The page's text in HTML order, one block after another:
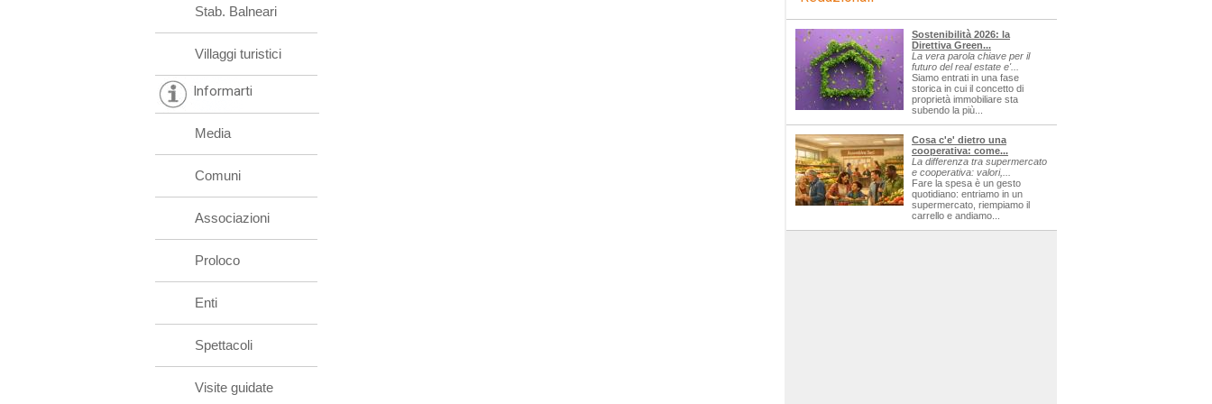
Stab. Balneari
Villaggi turistici
Informarti
Media
Comuni
Associazioni
Proloco
Enti
Spettacoli
Visite guidate
Sostenibilità 2026: la
Direttiva Green...
La vera parola chiave per il
futuro del real estate e'...
Siamo entrati in una fase
storica in cui il concetto di
proprietà immobiliare sta
subendo la più...
Cosa c'e' dietro una
cooperativa: come...
La differenza tra supermercato
e cooperativa: valori,...
Fare la spesa è un gesto
quotidiano: entriamo in un
supermercato, riempiamo il
carrello e andiamo...